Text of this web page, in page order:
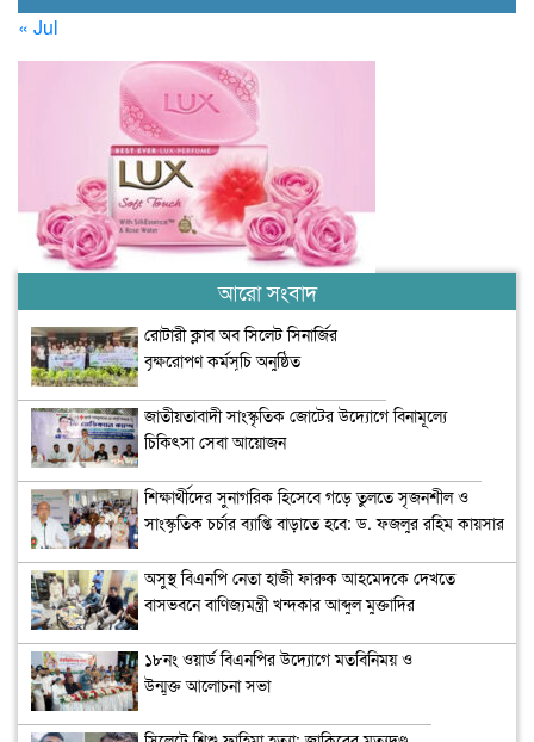
« Jul
আরো সংবাদ
রোটারী ক্লাব অব সিলেট সিনার্জির
বৃক্ষরোপণ কর্মসূচি অনুষ্ঠিত
জাতীয়তাবাদী সাংস্কৃতিক জোটের উদ্যোগে বিনামূল্যে
চিকিৎসা সেবা আয়োজন
শিক্ষার্থীদের সুনাগরিক হিসেবে গড়ে তুলতে সৃজনশীল ও
সাংস্কৃতিক চর্চার ব্যাপ্তি বাড়াতে হবে: ড. ফজলুর রহিম কায়সার
অসুস্থ বিএনপি নেতা হাজী ফারুক আহমেদকে দেখতে
বাসভবনে বাণিজ্যমন্ত্রী খন্দকার আব্দুল মুক্তাদির
১৮নং ওয়ার্ড বিএনপির উদ্যোগে মতবিনিময় ও
উন্মুক্ত আলোচনা সভা